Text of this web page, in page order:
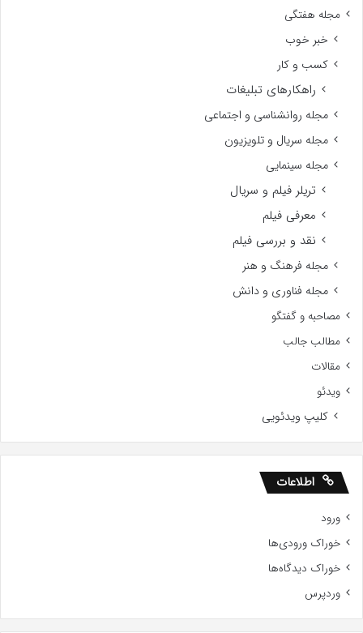
مجله هفتگی
خبر خوب
کسب و کار
راهکارهای تبلیغات
مجله روانشناسی و اجتماعی
مجله سریال و تلویزیون
مجله سینمایی
تریلر فیلم و سریال
معرفی فیلم
نقد و بررسی فیلم
مجله فرهنگ و هنر
مجله فناوری و دانش
مصاحبه و گفتگو
مطالب جالب
مقالات
ویدئو
کلیپ ویدئویی
اطلاعات
ورود
خوراک ورودی‌ها
خوراک دیدگاه‌ها
وردپرس